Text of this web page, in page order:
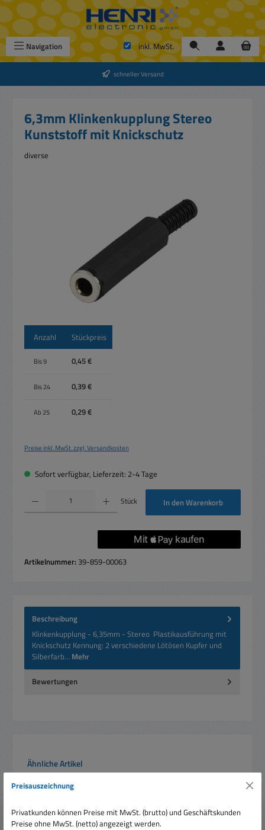
Zum Hauptinhalt springen
Navigation inkl. MwSt.
schneller Versand
6,3mm Klinkenkupplung Stereo
Kunststoff mit Knickschutz
diverse
Anzahl Stückpreis
Bis9 0,45 €
Bis24 0,39 €
Ab 25 0,29 €
Preise inkl. MwSt. zzgl. Versandkosten
Sofort verfügbar, Lieferzeit: 2-4 Tage
Produkt Anzahl: Gib den gewünschten Wert ein oder benutze die Schaltflächen um
Stück In den Warenkorb
Artikelnummer: 39-859-00063
Beschreibung
Klinkenkupplung - 6,35mm - Stereo Plastikausführung mit
Knickschutz Kennung: 2 verschiedene Lötösen Kupfer und
Silberfarb… Mehr
Bewertungen
Produktgalerie überspringen
Ähnliche Artikel
Preisauszeichnung
Privatkunden können Preise mit MwSt. (brutto) und Geschäftskunden
Preise ohne MwSt. (netto) angezeigt werden.